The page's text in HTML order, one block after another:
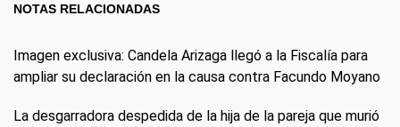
NOTAS RELACIONADAS
Imagen exclusiva: Candela Arizaga llegó a la Fiscalía para
ampliar su declaración en la causa contra Facundo Moyano
La desgarradora despedida de la hija de la pareja que murió